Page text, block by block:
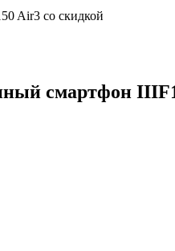
Air3 со скидкой
смартфон